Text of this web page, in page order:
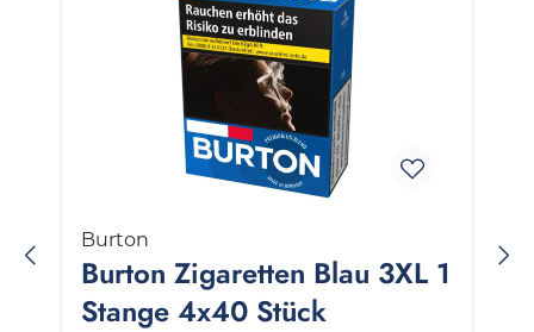
Burton
Burton Zigaretten Blau 3XL 1
Stange 4x40 Stück